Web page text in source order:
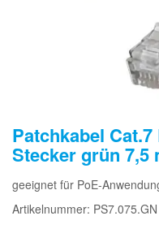
Patchkabel
Stecker grün 7,5
geeignet für PoE-
Artikelnummer: PS7.075.GN